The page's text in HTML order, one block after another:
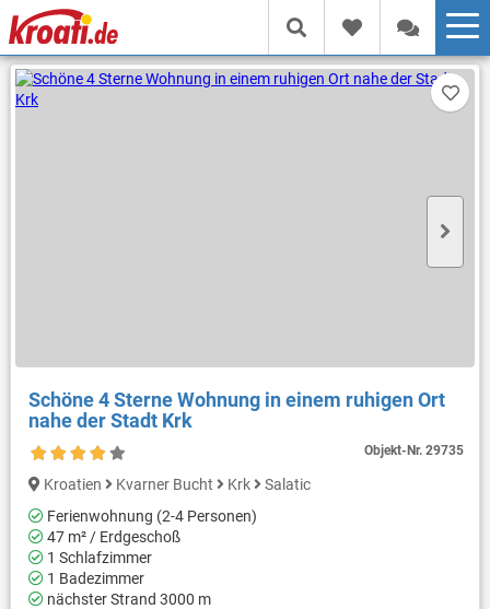
Schöne 4 Sterne Wohnung in einem ruhigen Ort
nahe der Stadt Krk
Objekt-Nr.29735
Kroatien Kvarner Bucht Krk
Salatic
Ferienwohnung (2-4 Personen)
47 m² / Erdgeschoß
1 Schlafzimmer
1 Badezimmer
nächster Strand 3000 m